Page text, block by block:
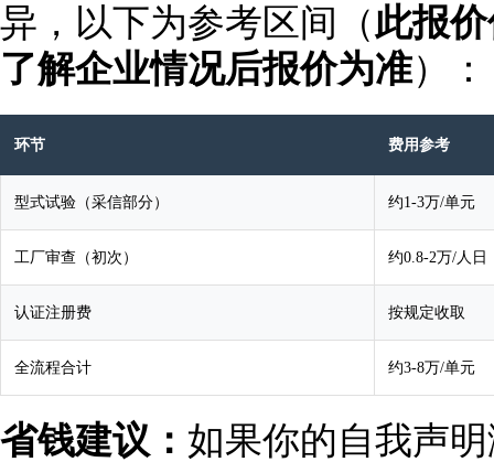
异，以下为参考区间（此报
了解企业情况后报价为准）：
环节 费用参考
型式试验（采信部分） 约1-3万/单元
工厂审查（初次） 约0.8-2万/人日
认证注册费 按规定收取
全流程合计 约3-8万/单元
省钱建议： 如果你的自我声